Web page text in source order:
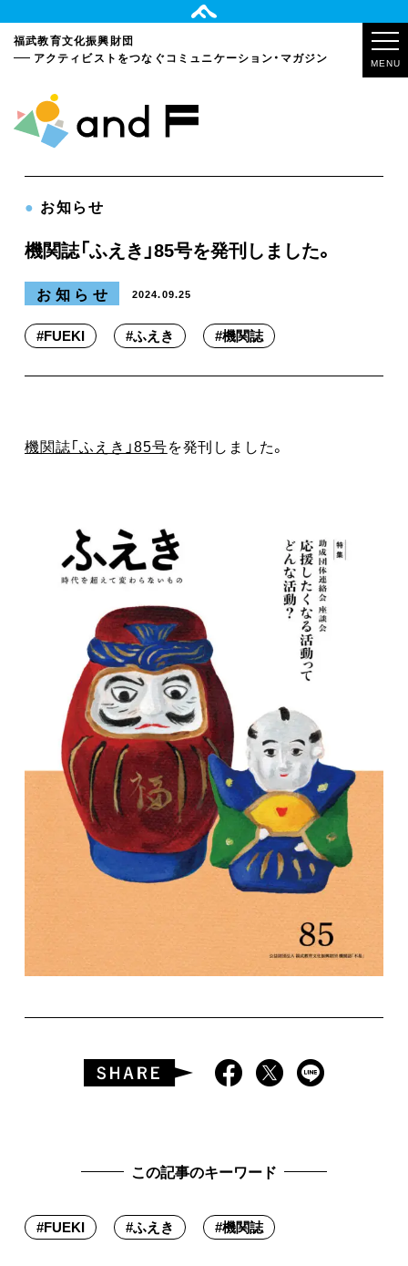
福武教育文化振興財団
アクティビストをつなぐコミュニケーション・マガジン MENU
● お知らせ
機関誌「ふえき」85号を発刊しました。
お知らせ 2024.09.25
#FUEKI #ふえき #機関誌
機関誌「ふえき」85号を発刊しました。
この記事のキーワード
#FUEKI #ふえき #機関誌